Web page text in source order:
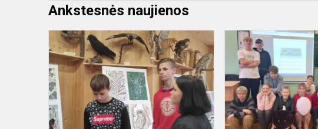
Ankstesnės naujienos
Edukacinė
ekskursija
Panevėžio
gamtos
mokyklą